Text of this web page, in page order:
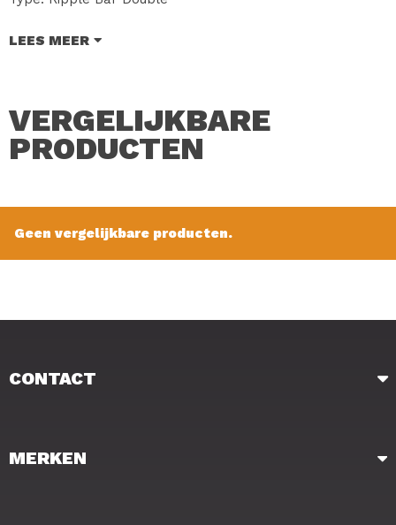
Inhoud: 1 Stuk
LEES MEER
VERGELIJKBARE
PRODUCTEN
Geen vergelijkbare producten.
CONTACT
MERKEN